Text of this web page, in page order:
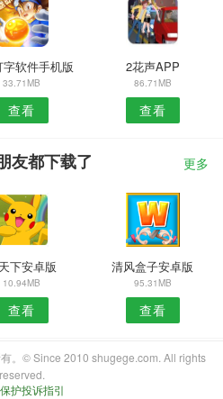
字软件手机版
33.71MB
查看
2花声APP
86.71MB
查看
友都下载了 更多
下安卓版
10.94MB
查看
清风盒子安卓版
95.31MB
查看
。© Since 2010 shugege.com. All rights
reserved.
护投诉指引